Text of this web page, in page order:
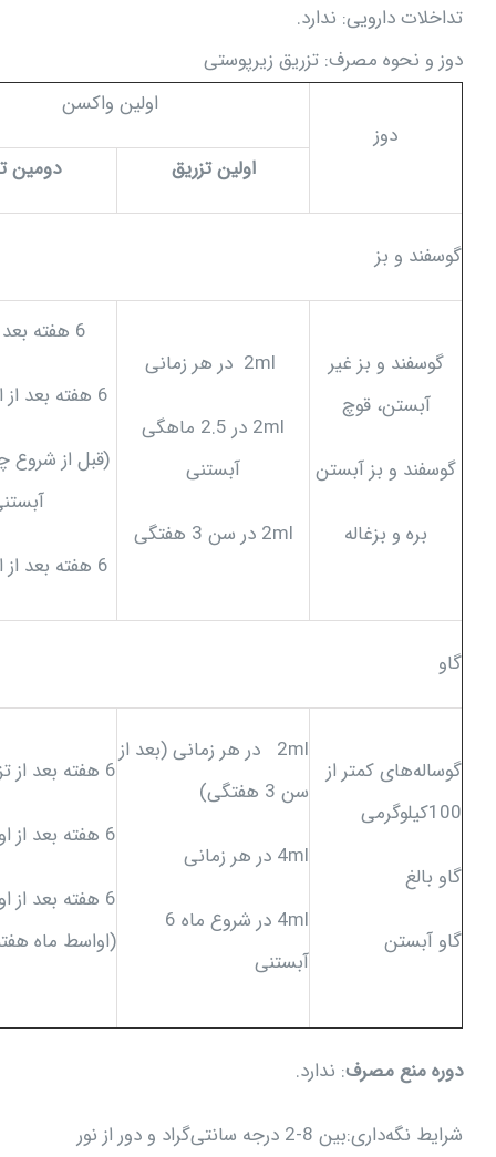
تداخلات دارویی: ندارد.
دوز و نحوه مصرف: تزریق زیرپوستی
دوز
اولین واکسن
اولین تزریق دومین
گوسفند و بز
گوسفند و بز غیر
آبستن، قوچ
گوسفند و بز آبستن
بره و بزغاله
2ml در 2.5 ماهگی
آبستنی
2ml در سن 3 هفتگی
6 هفته بعد از تزریق
6 هفته بعد از اولین تزریق
(قبل از شروع
6 هفته بعد از اولین تزریق
گاو
گوساله‌های کمتر از
100کیلوگرمی
گاو بالغ
گاو آبستن
2ml در هر زمانی (بعد از
سن 3 هفتگی)
4ml در هر زمانی
4ml در شروع ماه 6
آبستنی
6 هفته بعد از تزریق
6 هفته بعد از اولین تزریق
6 هفته بعد از
(اواسط ماه
دوره منع مصرف: ندارد.
شرایط نگه‌داری:بین 8-2 درجه سانتی‌گراد و دور از نور